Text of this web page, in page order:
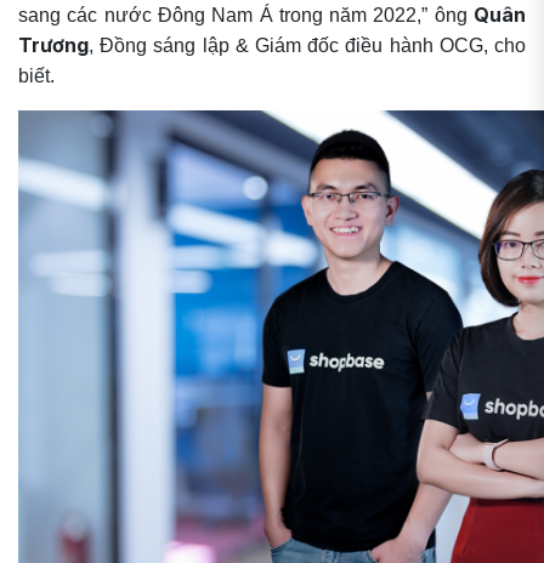
sang các nước Đông Nam Á trong năm 2022,” ông Quân
Trương, Đồng sáng lập & Giám đốc điều hành OCG, cho
biết.